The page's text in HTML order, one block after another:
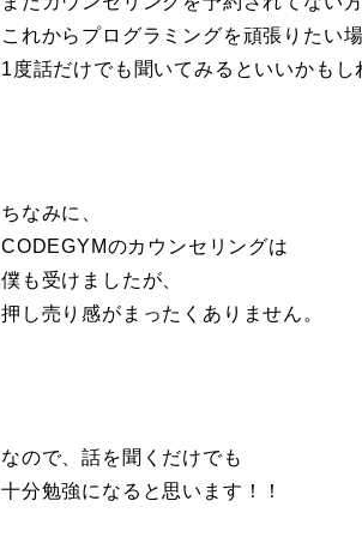
これからプログラミングを頑張りたい
1度話だけでも聞いてみるといいかもし
ちなみに、
CODEGYMのカウンセリングは
僕も受けましたが、
押し売り感がまったくありません。
なので、話を聞くだけでも
十分勉強になると思います！！